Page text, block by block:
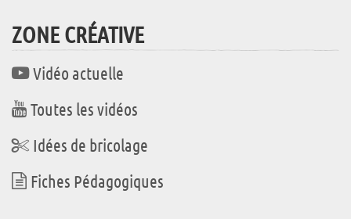
ZONE CRÉATIVE
Vidéo actuelle
Toutes les vidéos
Idées de bricolage
Fiches Pédagogiques